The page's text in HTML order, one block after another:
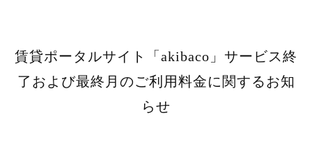
賃貸ポータルサイト「akibaco」サービス終
了および最終月のご利用料金に関するお知
らせ